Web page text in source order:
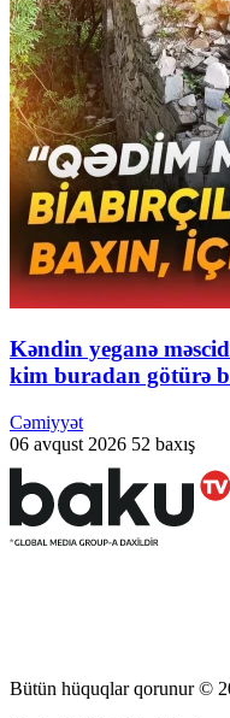
Kəndin yeganə
kim buradan götürə
Cəmiyyət
06 avqust 2026 52 baxış
Bütün hüquqlar qorunur ©